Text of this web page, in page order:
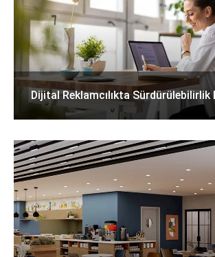
Dijital Reklamcılıkta Sürdürülebilirlik